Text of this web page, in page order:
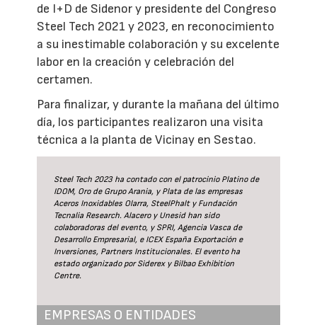
de I+D de Sidenor y presidente del Congreso
Steel Tech 2021 y 2023, en reconocimiento
a su inestimable colaboración y su excelente
labor en la creación y celebración del
certamen.
Para finalizar, y durante la mañana del último
día, los participantes realizaron una visita
técnica a la planta de Vicinay en Sestao.
Steel Tech 2023 ha contado con el patrocinio Platino de
IDOM, Oro de Grupo Arania, y Plata de las empresas
Aceros Inoxidables Olarra, SteelPhalt y Fundación
Tecnalia Research. Alacero y Unesid han sido
colaboradoras del evento, y SPRI, Agencia Vasca de
Desarrollo Empresarial, e ICEX España Exportación e
Inversiones, Partners Institucionales. El evento ha
estado organizado por Siderex y Bilbao Exhibition
Centre.
EMPRESAS O ENTIDADES